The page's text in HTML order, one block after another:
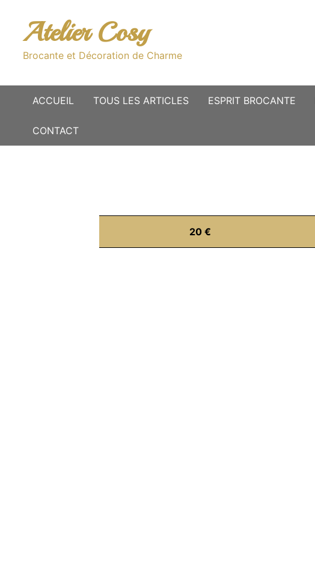
contenuAtelier Cosy
Brocante et Décoration de Charme
ACCUEIL TOUS LES ARTICLES ESPRIT BROCANTE
CONTACT
20 €